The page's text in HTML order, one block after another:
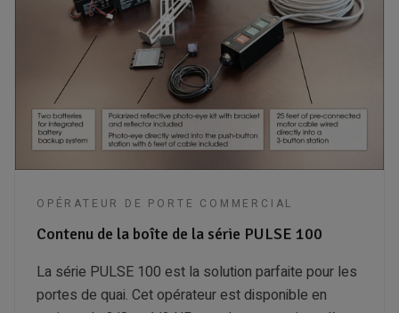
OPÉRATEUR DE PORTE COMMERCIAL
Contenu de la boîte de la série PULSE 100
La série PULSE 100 est la solution parfaite pour les
portes de quai. Cet opérateur est disponible en